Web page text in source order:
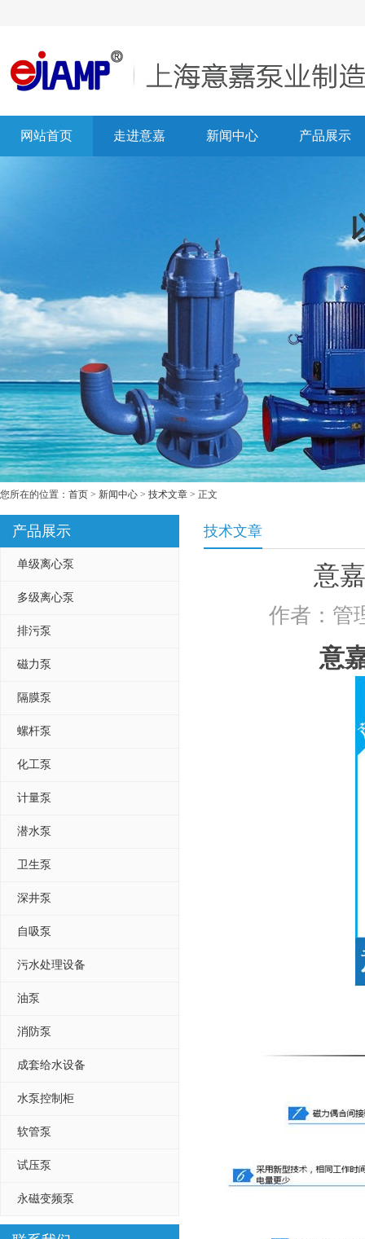
网站首页 走进意嘉 新闻中心 产品展示
您所在的位置： 首页 > 新闻中心 > 技术文章 > 正文
产品展示
单级离心泵
多级离心泵
排污泵
磁力泵
隔膜泵
螺杆泵
化工泵
计量泵
潜水泵
卫生泵
深井泵
自吸泵
污水处理设备
油泵
消防泵
成套给水设备
水泵控制柜
软管泵
试压泵
永磁变频泵
技术文章
意
作者：
意